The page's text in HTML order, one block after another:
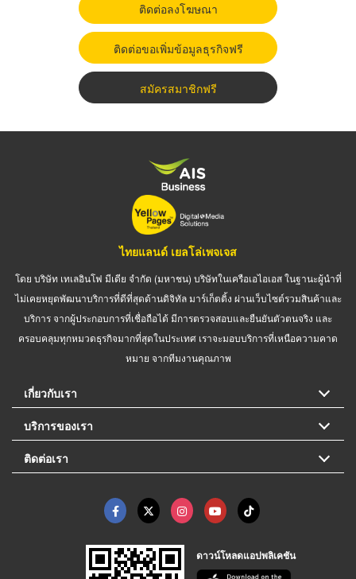
ติดต่อลงโฆษณา
ติดต่อขอเพิ่มข้อมูลธุรกิจฟรี
สมัครสมาชิกฟรี
ไทยแลนด์ เยลโล่เพจเจส
โดย บริษัท เทเลอินโฟ มีเดีย จำกัด (มหาชน) บริษัทในเครือเอไอเอส ในฐานะผู้นำที่
ไม่เคยหยุดพัฒนาบริการที่ดีที่สุดด้านดิจิทัล มาร์เก็ตติ้ง ผ่านเว็บไซต์รวมสินค้าและ
บริการ จากผู้ประกอบการที่เชื่อถือได้ มีการตรวจสอบและยืนยันตัวตนจริง และ
ครอบคลุมทุกหมวดธุรกิจมากที่สุดในประเทศ เราจะมอบบริการที่เหนือความคาด
หมาย จากทีมงานคุณภาพ
เกี่ยวกับเรา
บริการของเรา
ติดต่อเรา
ดาวน์โหลดแอปพลิเคชัน